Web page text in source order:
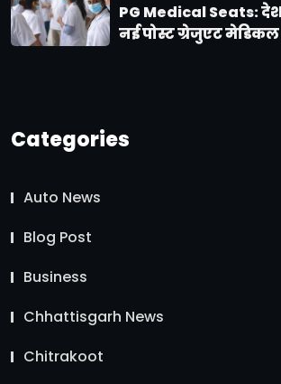
PG Medical Seats:
नई पोस्ट ग्रेजुएट मेडिकल
Categories
Auto News
Blog Post
Business
Chhattisgarh News
Chitrakoot